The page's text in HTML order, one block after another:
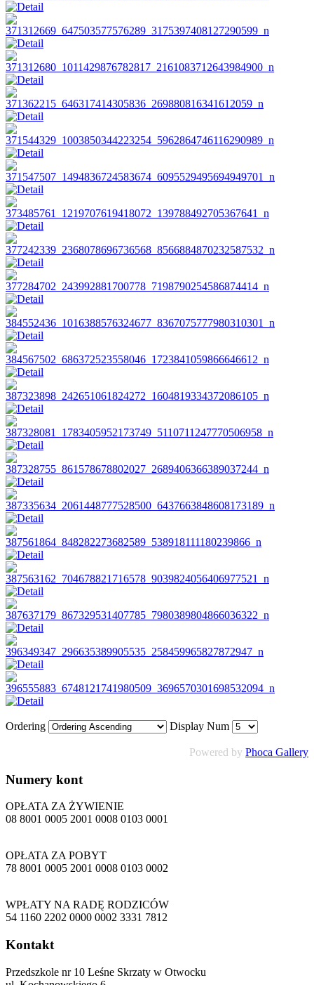
Ordering Display Num
Powered by Phoca Gallery
Numery kont
OPŁATA ZA ŻYWIENIE
08 8001 0005 2001 0008 0103 0001
OPŁATA ZA POBYT
78 8001 0005 2001 0008 0103 0002
WPŁATY NA RADĘ RODZICÓW
54 1160 2202 0000 0002 3331 7812
Kontakt
Przedszkole nr 10 Leśne Skrzaty w Otwocku